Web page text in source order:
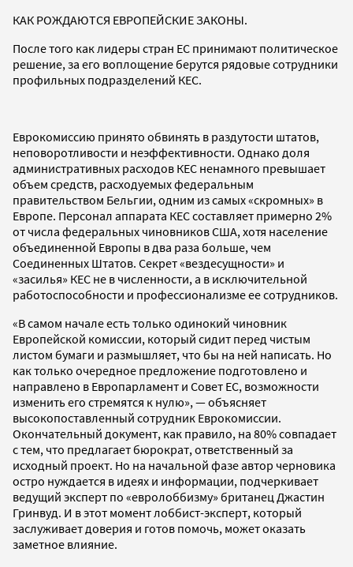
КАК РОЖДАЮТСЯ ЕВРОПЕЙСКИЕ ЗАКОНЫ.
После того как лидеры стран ЕС принимают политическое
решение, за его воплощение берутся рядовые сотрудники
профильных подразделений КЕС.
Еврокомиссию принято обвинять в раздутости штатов,
неповоротливости и неэффективности. Однако доля
административных расходов КЕС ненамного превышает
объем средств, расходуемых федеральным
правительством Бельгии, одним из самых «скромных» в
Европе. Персонал аппарата КЕС составляет примерно 2%
от числа федеральных чиновников США, хотя население
объединенной Европы в два раза больше, чем
Соединенных Штатов. Секрет «вездесущности» и
«засилья» КЕС не в численности, а в исключительной
работоспособности и профессионализме ее сотрудников.
«В самом начале есть только одинокий чиновник
Европейской комиссии, который сидит перед чистым
листом бумаги и размышляет, что бы на ней написать. Но
как только очередное предложение подготовлено и
направлено в Европарламент и Совет ЕС, возможности
изменить его стремятся к нулю», — объясняет
высокопоставленный сотрудник Еврокомиссии.
Окончательный документ, как правило, на 80% совпадает
с тем, что предлагает бюрократ, ответственный за
исходный проект. Но на начальной фазе автор черновика
остро нуждается в идеях и информации, подчеркивает
ведущий эксперт по «евролоббизму» британец Джастин
Гринвуд. И в этот момент лоббист-эксперт, который
заслуживает доверия и готов помочь, может оказать
заметное влияние.